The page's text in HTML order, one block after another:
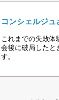
コンシェルジ
これまでの失敗
会後に破局したと
す。